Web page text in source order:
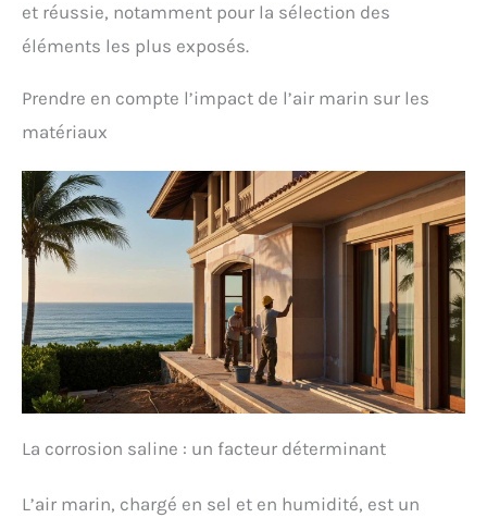
et réussie, notamment pour la sélection des
éléments les plus exposés.
Prendre en compte l’impact de l’air marin sur les
matériaux
La corrosion saline : un facteur déterminant
L’air marin, chargé en sel et en humidité, est un